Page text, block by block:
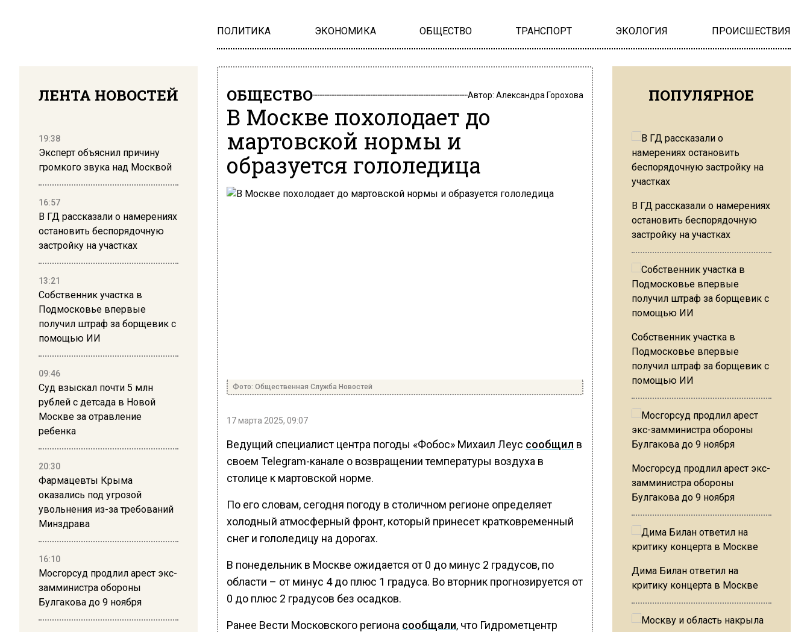
ПОЛИТИКА ЭКОНОМИКА ОБЩЕСТВО ТРАНСПОРТ ЭКОЛОГИЯ ПРОИСШЕСТВИЯ
ЛЕНТА НОВОСТЕЙ
19:38
Эксперт объяснил причину
громкого звука над Москвой
16:57
В ГД рассказали о намерениях
остановить беспорядочную
застройку на участках
13:21
Собственник участка в
Подмосковье впервые
получил штраф за борщевик с
помощью ИИ
09:46
Суд взыскал почти 5 млн
рублей с детсада в Новой
Москве за отравление
ребенка
20:30
Фармацевты Крыма
оказались под угрозой
увольнения из-за требований
Минздрава
16:10
Мосгорсуд продлил арест экс-
замминистра обороны
Булгакова до 9 ноября
ОБЩЕСТВО Автор: Александра Горохова
В Москве похолодает до
мартовской нормы и
образуется гололедица
Фото: Общественная Служба Новостей
17 марта 2025, 09:07
Ведущий специалист центра погоды «Фобос» Михаил Леус сообщил в
своем Telegram-канале о возвращении температуры воздуха в
столице к мартовской норме.
По его словам, сегодня погоду в столичном регионе определяет
холодный атмосферный фронт, который принесет кратковременный
снег и гололедицу на дорогах.
В понедельник в Москве ожидается от 0 до минус 2 градусов, по
области – от минус 4 до плюс 1 градуса. Во вторник прогнозируется от
0 до плюс 2 градусов без осадков.
Ранее Вести Московского региона сообщали, что Гидрометцентр
ПОПУЛЯРНОЕ
В ГД рассказали о намерениях
остановить беспорядочную
застройку на участках
Собственник участка в
Подмосковье впервые
получил штраф за борщевик с
помощью ИИ
Мосгорсуд продлил арест экс-
замминистра обороны
Булгакова до 9 ноября
Дима Билан ответил на
критику концерта в Москве